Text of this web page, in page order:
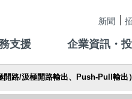
新聞
支援 企業資訊・
路/汲極開路輸出、Push-Pull輸出